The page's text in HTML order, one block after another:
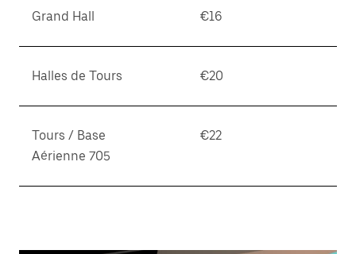
Grand Hall €16
Halles de Tours €20
Tours / Base
Aérienne 705
€22